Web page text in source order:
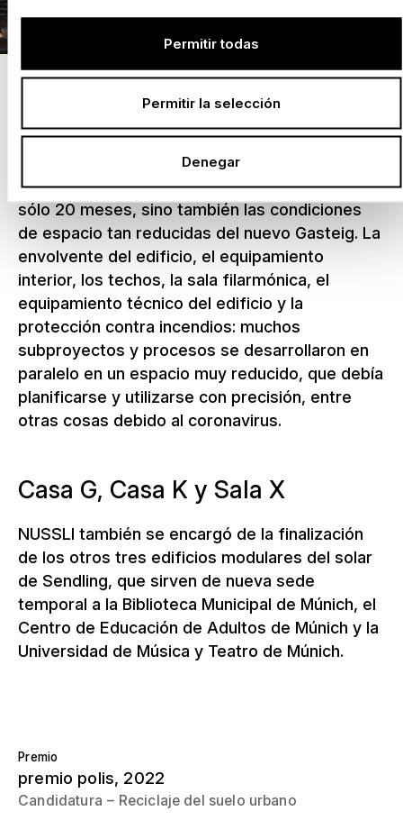
Permitir todas
Permitir la selección
Denegar
Presión de tiempo y poco
espacio en la obra
Uno de los retos para el equipo de NUSSLI no
fue sólo la breve fase de construcción de tan
sólo 20 meses, sino también las condiciones
de espacio tan reducidas del nuevo Gasteig. La
envolvente del edificio, el equipamiento
interior, los techos, la sala filarmónica, el
equipamiento técnico del edificio y la
protección contra incendios: muchos
subproyectos y procesos se desarrollaron en
paralelo en un espacio muy reducido, que debía
planificarse y utilizarse con precisión, entre
otras cosas debido al coronavirus.
Casa G, Casa K y Sala X
NUSSLI también se encargó de la finalización
de los otros tres edificios modulares del solar
de Sendling, que sirven de nueva sede
temporal a la Biblioteca Municipal de Múnich, el
Centro de Educación de Adultos de Múnich y la
Universidad de Música y Teatro de Múnich.
Premio
premio polis, 2022
Candidatura Reciclaje del suelo urbano